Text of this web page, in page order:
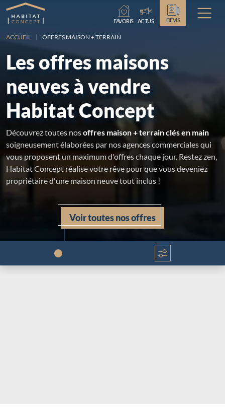
FAVORIS ACTUS DEVIS
ACCUEIL OFFRES MAISON + TERRAIN
Les offres maisons
neuves à vendre
Habitat Concept
Découvrez toutes nosoffres maison + terrain clés en main
soigneusement élaborées par nos agences commerciales qui
vous proposent un maximum d'offres chaque jour. Restez zen,
Habitat Concept réalise votre rêve pour que vous deveniez
propriétaire d'une maison neuve tout inclus !
Voir toutes nos offres